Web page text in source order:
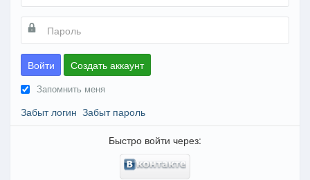
Войти Создать аккаунт
Запомнить меня
Забыт логин Забыт пароль
Быстро войти через: